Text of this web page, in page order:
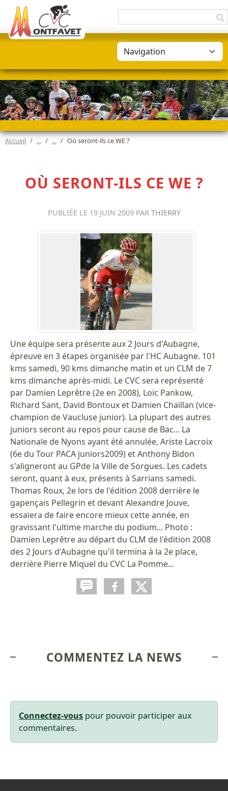
CHRISTOPHE VÉLO CLUB MONTFAVET
Accueil Où seront-ils ce WE ?
OÙ SERONT-ILS CE WE ?
PUBLIÉE LE 19 JUIN 2009PAR THIERRY
Une équipe sera présente aux 2 Jours d'Aubagne,
épreuve en 3 étapes organisée par l'HC Aubagne. 101
kms samedi, 90 kms dimanche matin et un CLM de 7
kms dimanche après-midi. Le CVC sera représenté
par Damien Leprêtre (2e en 2008), Loïc Pankow,
Richard Sant, David Bontoux et Damien Chaillan (vice-
champion de Vaucluse junior). La plupart des autres
juniors seront au repos pour cause de Bac... La
Nationale de Nyons ayant été annulée, Ariste Lacroix
(6e du Tour PACA juniors2009) et Anthony Bidon
s'aligneront au GPde la Ville de Sorgues. Les cadets
seront, quant à eux, présents à Sarrians samedi.
Thomas Roux, 2e lors de l'édition 2008 derrière le
gapençais Pellegrin et devant Alexandre Jouve,
essaiera de faire encore mieux cette année, en
gravissant l'ultime marche du podium... Photo :
Damien Leprêtre au départ du CLM de l'édition 2008
des 2 Jours d'Aubagne qu'il termina à la 2e place,
derrière Pierre Miquel du CVC La Pomme...
COMMENTEZ LA NEWS
Connectez-vous pour pouvoir participer aux
commentaires.
Panneau de gestion des cookies